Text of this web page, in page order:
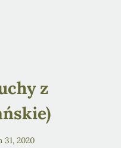
z
31, 2020